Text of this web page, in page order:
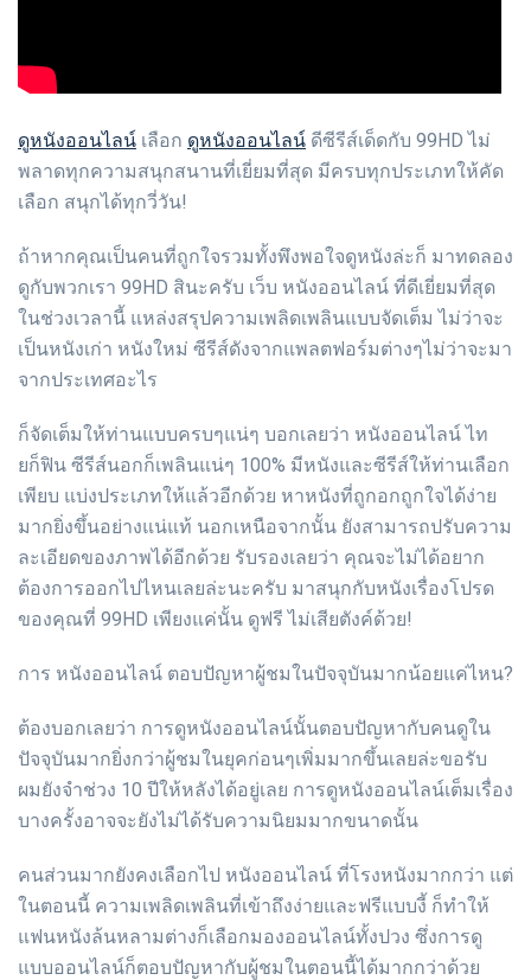
ดูหนังออนไลน์ เลือก ดูหนังออนไลน์ ดีซีรีส์เด็ดกับ 99HD ไม่
พลาดทุกความสนุกสนานที่เยี่ยมที่สุด มีครบทุกประเภทให้คัด
เลือก สนุกได้ทุกวี่วัน!
ถ้าหากคุณเป็นคนที่ถูกใจรวมทั้งพึงพอใจดูหนังล่ะก็ มาทดลอง
ดูกับพวกเรา 99HD สินะครับ เว็บ หนังออนไลน์ ที่ดีเยี่ยมที่สุด
ในช่วงเวลานี้ แหล่งสรุปความเพลิดเพลินแบบจัดเต็ม ไม่ว่าจะ
เป็นหนังเก่า หนังใหม่ ซีรีส์ดังจากแพลตฟอร์มต่างๆไม่ว่าจะมา
จากประเทศอะไร
ก็จัดเต็มให้ท่านแบบครบๆแน่ๆ บอกเลยว่า หนังออนไลน์ ไท
ยก็ฟิน ซีรีส์นอกก็เพลินแน่ๆ 100% มีหนังและซีรีส์ให้ท่านเลือก
เพียบ แบ่งประเภทให้แล้วอีกด้วย หาหนังที่ถูกอกถูกใจได้ง่าย
มากยิ่งขึ้นอย่างแน่แท้ นอกเหนือจากนั้น ยังสามารถปรับความ
ละเอียดของภาพได้อีกด้วย รับรองเลยว่า คุณจะไม่ได้อยาก
ต้องการออกไปไหนเลยล่ะนะครับ มาสนุกกับหนังเรื่องโปรด
ของคุณที่ 99HD เพียงแค่นั้น ดูฟรี ไม่เสียตังค์ด้วย!
การ หนังออนไลน์ ตอบปัญหาผู้ชมในปัจจุบันมากน้อยแค่ไหน?
ต้องบอกเลยว่า การดูหนังออนไลน์นั้นตอบปัญหากับคนดูใน
ปัจจุบันมากยิ่งกว่าผู้ชมในยุคก่อนๆเพิ่มมากขึ้นเลยล่ะขอรับ
ผมยังจำช่วง 10 ปีให้หลังได้อยู่เลย การดูหนังออนไลน์เต็มเรื่อง
บางครั้งอาจจะยังไม่ได้รับความนิยมมากขนาดนั้น
คนส่วนมากยังคงเลือกไป หนังออนไลน์ ที่โรงหนังมากกว่า แต่
ในตอนนี้ ความเพลิดเพลินที่เข้าถึงง่ายและฟรีแบบงี้ ก็ทำให้
แฟนหนังล้นหลามต่างก็เลือกมองออนไลน์ทั้งปวง ซึ่งการดู
แบบออนไลน์ก็ตอบปัญหากับผู้ชมในตอนนี้ได้มากกว่าด้วย